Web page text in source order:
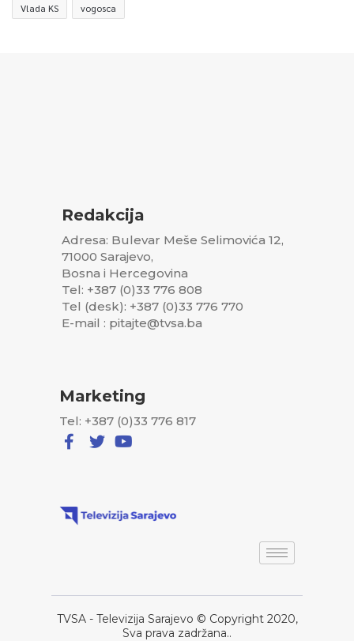
Vlada KS vogosca
Redakcija
Adresa: Bulevar Meše Selimovića 12,
71000 Sarajevo,
Bosna i Hercegovina
Tel: +387 (0)33 776 808
Tel (desk): +387 (0)33 776 770
E-mail : pitajte@tvsa.ba
Marketing
Tel: +387 (0)33 776 817
TVSA - Televizija Sarajevo © Copyright 2020,
Sva prava zadržana..